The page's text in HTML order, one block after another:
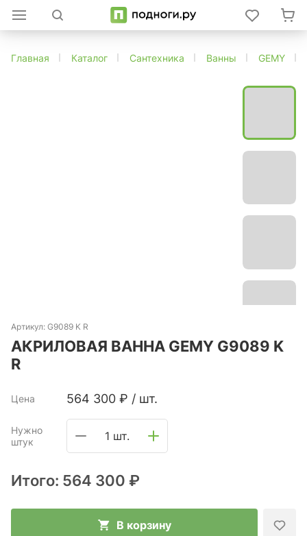
Главная Каталог Сантехника Ванны GEMY
Артикул: G9089 K R
АКРИЛОВАЯ ВАННА GEMY G9089 K
R
Цена 564 300 ₽ / шт.
Нужно
штук
1 шт.
Итого: 564 300 ₽
В корзину